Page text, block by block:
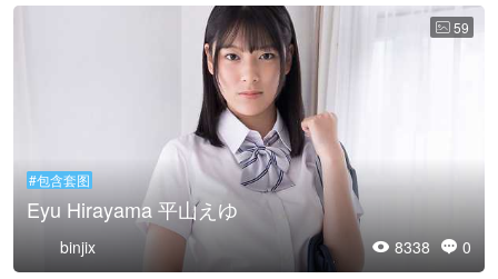
 59
#包含套图
Eyu Hirayama 平山えゆ
 8338  0
binjix